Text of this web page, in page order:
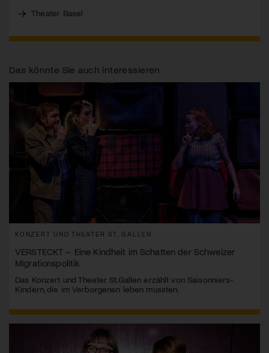
Theater Basel
Das könnte Sie auch interessieren
KONZERT UND THEATER ST. GALLEN
VERSTECKT – Eine Kindheit im Schatten der Schweizer
Migrationspolitik
Das Konzert und Theater St.Gallen erzählt von Saisonniers-
Kindern, die im Verborgenen leben mussten.